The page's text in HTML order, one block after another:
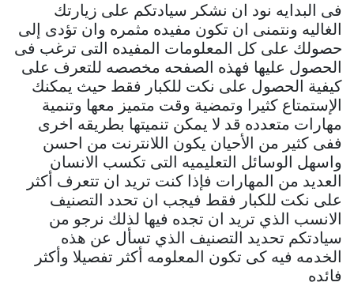
فى البدايه نود ان نشكر سيادتكم على زيارتك
الغاليه ونتمنى ان تكون مفيده مثمره وان تؤدى إلى
حصولك على كل المعلومات المفيده التى ترغب فى
الحصول عليها فهذه الصفحه مخصصه للتعرف على
كيفية الحصول على نكت للكبار فقط حيث يمكنك
الإستمتاع كثيرا وتمضية وقت متميز معها وتنمية
مهارات متعدده قد لا يمكن تنميتها بطريقه اخرى
ففى كثير من الأحيان يكون اللانترنت من احسن
واسهل الوسائل التعليميه التى تكسب الانسان
العديد من المهارات فإذا كنت تريد ان تتعرف أكثر
على نكت للكبار فقط فيجب ان تحدد التصنيف
الانسب الذي تريد ان تجده فيها لذلك نرجو من
سيادتكم تحديد التصنيف الذي تسأل عن هذه
الخدمه فيه كى تكون المعلومه أكثر تفصيلا وأكثر
فائده